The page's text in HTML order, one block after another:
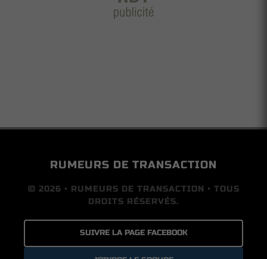
RUMEURS DE TRANSACTION
© 2026 • RUMEURS DE TRANSACTION • TOUS
DROITS RÉSERVÉS.
SUIVRE LA PAGE FACEBOOK